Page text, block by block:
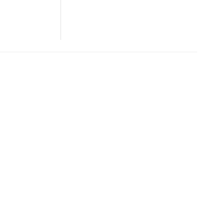
særligt